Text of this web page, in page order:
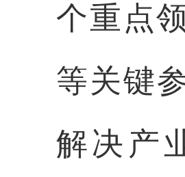
个重点
等关键
解决产